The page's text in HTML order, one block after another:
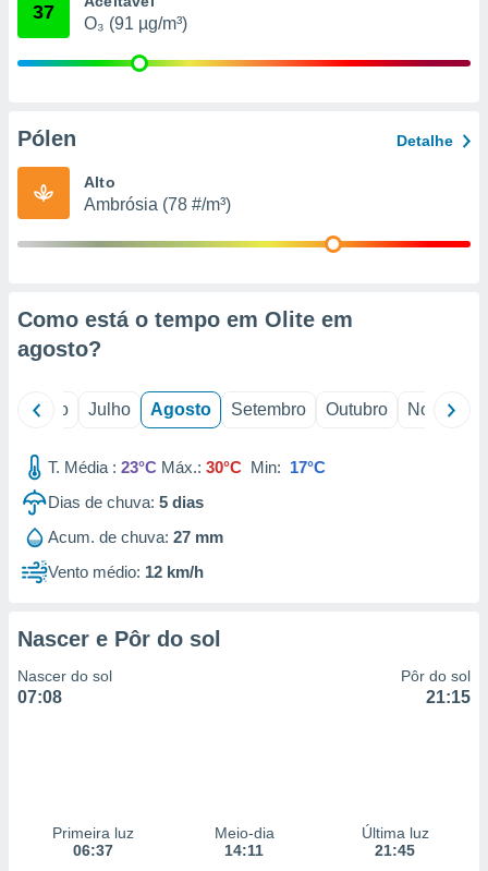
estudos
37
O₃ (91 µg/m³)
Pólen Detalhe
Alto
Ambrósia (78 #/m³)
Como está o tempo em Olite em
agosto?
Junho Julho Agosto Setembro Outubro Novembro
T. Média : 23°C Máx.: 30°C Min: 17°C
Dias de chuva: 5 dias
Acum. de chuva: 27 mm
Vento médio: 12 km/h
Nascer e Pôr do sol
Nascer do sol
07:08
Pôr do sol
21:15
Primeira luz
06:37
Meio-dia
14:11
Última luz
21:45